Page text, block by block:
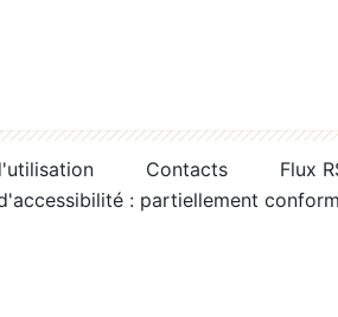
Contacts
Flux
: partiellement